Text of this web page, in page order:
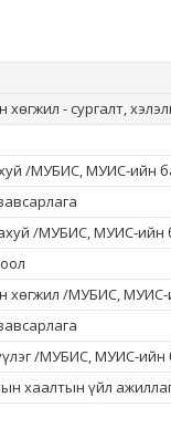
хөгжил - сургалт,
/МУБИС, МУИС-ийн
/МУБИС, МУИС-ийн
хөгжил /МУБИС,
/МУБИС, МУИС-ийн
хаалтын үйл